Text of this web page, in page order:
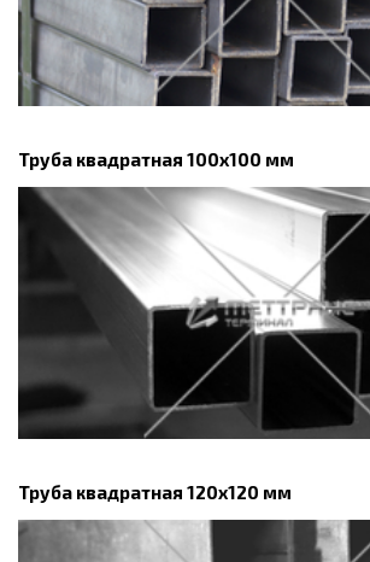
Труба квадратная 100х100 мм
Труба квадратная 120х120 мм